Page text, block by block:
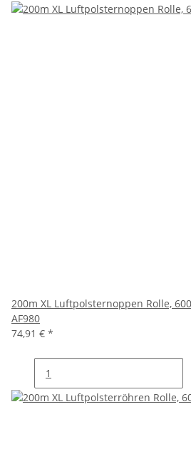
200m XL Luftpolsternoppen Rolle,
AF980
74,91 € *